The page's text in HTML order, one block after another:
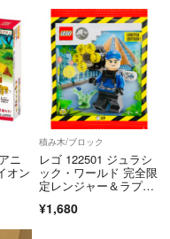
く場合あります！
いました、、
ある場合あります！
ニ
オン
積み木/ブロック
レゴ 122501 ジュラシ
ック・ワールド 完全限
定レンジャー＆ラプタ
ク
¥1,680